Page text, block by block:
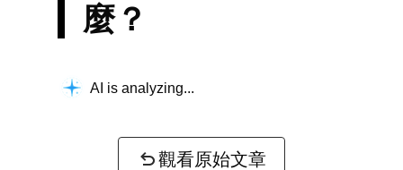
麼？
AI is analyzing...
觀看原始文章